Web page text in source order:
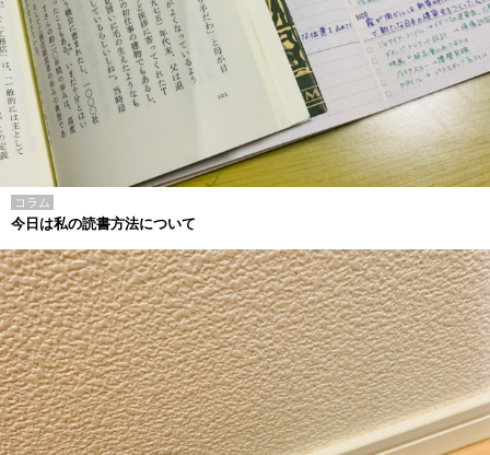
コラム
今日は私の読書方法について